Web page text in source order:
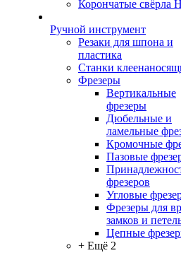
Корончатые свёрла
Ручной инструмент
Резаки для шпона и
пластика
Станки
Фрезеры
Вертикальные
фрезеры
Дюбельные и
ламельные
Кромочные
Пазовые
фрезеров
Угловые
Фрезеры для
замков и
Цепные
+ Ещё 2